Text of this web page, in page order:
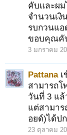
คับและผม
จำนวนเงิ
รบกวนแ
ขอบคุณคั
3 มกราคม
Pattana
สามารถโ
วันที่ 3 แล้
แต่สามาร
อยด์)ได้ป
23 ตุลาคม